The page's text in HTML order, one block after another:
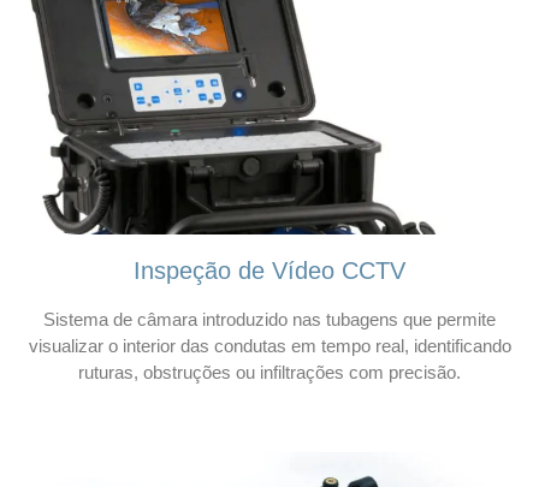
Inspeção de Vídeo CCTV
Sistema de câmara introduzido nas tubagens que permite
visualizar o interior das condutas em tempo real, identificando
ruturas, obstruções ou infiltrações com precisão.